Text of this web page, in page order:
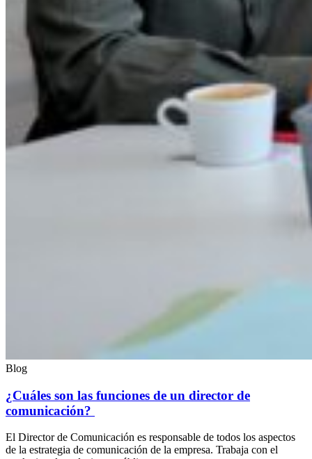
Blog
¿Cuáles son las funciones de un director de
comunicación?
El Director de Comunicación es responsable de todos los aspectos
de la estrategia de comunicación de la empresa. Trabaja con el